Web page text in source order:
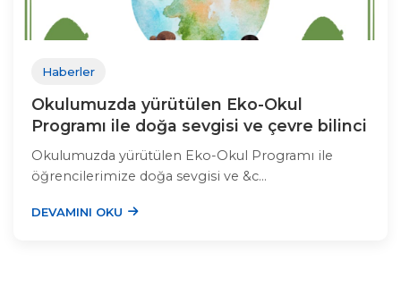
Haberler
Okulumuzda yürütülen Eko-Okul
Programı ile doğa sevgisi ve çevre bilinci
Okulumuzda yürütülen Eko-Okul Programı ile
öğrencilerimize doğa sevgisi ve &c...
DEVAMINI OKU